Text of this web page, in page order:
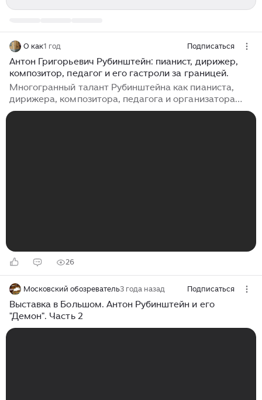
О как1 год Подписаться
Антон Григорьевич Рубинштейн: пианист, дирижер,
композитор, педагог и его гастроли за границей.
Многогранный талант Рубинштейна как пианиста,
дирижера, композитора, педагога и организатора
музыкальной жизни страны сделал его имя
26
Московский обозреватель3 года назад Подписаться
Выставка в Большом. Антон Рубинштейн и его
"Демон". Часть 2